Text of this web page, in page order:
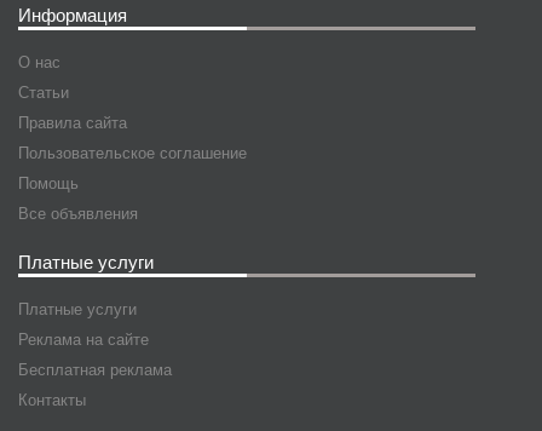
Информация
О нас
Статьи
Правила сайта
Пользовательское соглашение
Помощь
Все объявления
Платные услуги
Платные услуги
Реклама на сайте
Бесплатная реклама
Контакты